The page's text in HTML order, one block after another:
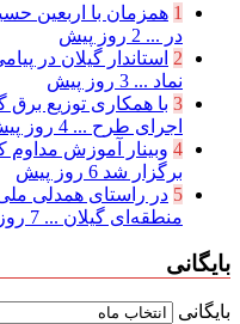
1 همزمان با اربعین
در ... 2 روز پیش
2 استاندار گیلان در
نماد ... 3 روز پیش
3 با همکاری توزیع برق
اجرای طرح ... 4 روز پیش
4 وبینار آموزش
برگزار شد 6 روز پیش
5 در راستای همدلی
منطقه‌ای گیلان ... 7 روز پیش
بایگانی
بایگانی